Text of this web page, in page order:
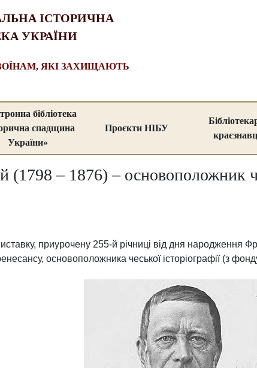
ІСТОРИЧНА
УКРАЇНИ
ЯКІ ЗАХИЩАЮТЬ
бібліотека
спадщина
України»
Проєкти НІБУ
– 1876) – основоположник
приурочену 255-й річниці від дня народження
основоположника чеської історіографії (з